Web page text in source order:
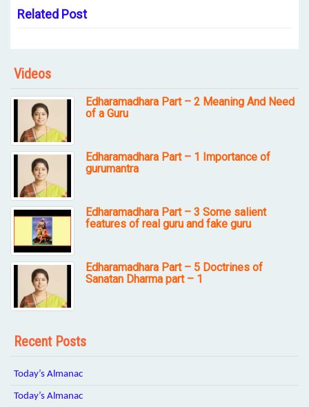
Related Post
Videos
Edharamadhara Part – 2 Meaning And Need
of a Guru
Edharamadhara Part – 1 Importance of
gurumantra
Edharamadhara Part – 3 Some salient
features of real guru and fake guru
Edharamadhara Part – 5 Doctrines of
Sanatan Dharma part – 1
Recent Posts
Today’s Almanac
Today’s Almanac